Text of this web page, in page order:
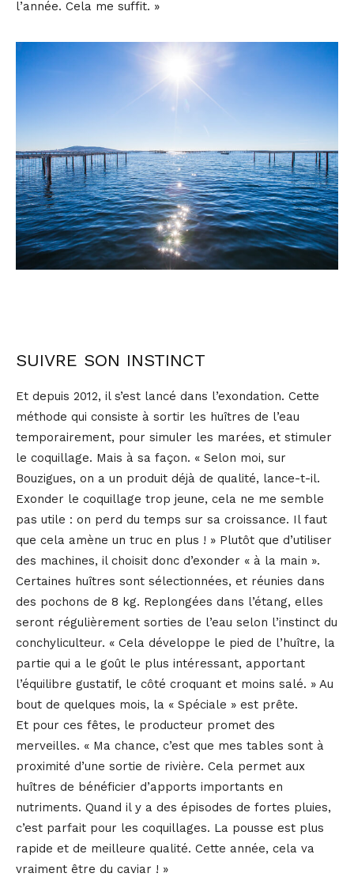
l’année. Cela me suffit. »
SUIVRE SON INSTINCT
Et depuis 2012, il s’est lancé dans l’exondation. Cette
méthode qui consiste à sortir les huîtres de l’eau
temporairement, pour simuler les marées, et stimuler
le coquillage. Mais à sa façon. « Selon moi, sur
Bouzigues, on a un produit déjà de qualité, lance-t-il.
Exonder le coquillage trop jeune, cela ne me semble
pas utile : on perd du temps sur sa croissance. Il faut
que cela amène un truc en plus ! » Plutôt que d’utiliser
des machines, il choisit donc d’exonder « à la main ».
Certaines huîtres sont sélectionnées, et réunies dans
des pochons de 8 kg. Replongées dans l’étang, elles
seront régulièrement sorties de l’eau selon l’instinct du
conchyliculteur. « Cela développe le pied de l’huître, la
partie qui a le goût le plus intéressant, apportant
l’équilibre gustatif, le côté croquant et moins salé. » Au
bout de quelques mois, la « Spéciale » est prête.
Et pour ces fêtes, le producteur promet des
merveilles. « Ma chance, c’est que mes tables sont à
proximité d’une sortie de rivière. Cela permet aux
huîtres de bénéficier d’apports importants en
nutriments. Quand il y a des épisodes de fortes pluies,
c’est parfait pour les coquillages. La pousse est plus
rapide et de meilleure qualité. Cette année, cela va
vraiment être du caviar ! »